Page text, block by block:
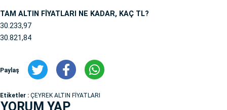
TAM ALTIN FİYATLARI NE KADAR, KAÇ TL?
30.233,97
30.821,84
Paylaş
Etiketler : ÇEYREK ALTIN FİYATLARI
YORUM YAP